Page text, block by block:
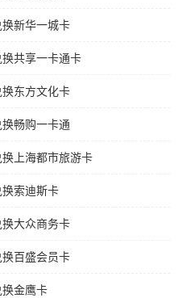
新华一城卡
共享一卡通卡
东方文化卡
畅购一卡通
上海都市旅游卡
索迪斯卡
大众商务卡
百盛会员卡
金鹰卡